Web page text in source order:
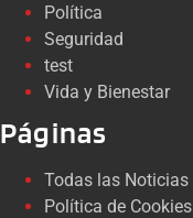
Política
Seguridad
test
Vida y Bienestar
Páginas
Todas las Noticias
Política de Cookies